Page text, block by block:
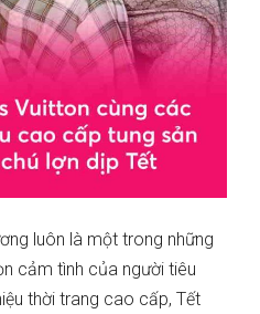
luôn là một trong những
cảm tình của người tiêu
thời trang cao cấp, Tết